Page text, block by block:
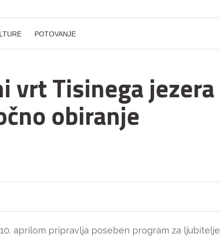
POTOVANJE
vrt Tisinega jezera
obiranje
aprilom pripravlja poseben program za ljubitelje